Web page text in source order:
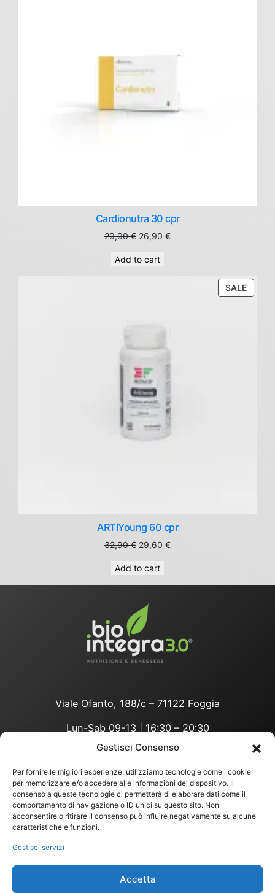
Gestisci Consenso
Per fornire le migliori esperienze, utilizziamo tecnologie come i cookie
per memorizzare e/o accedere alle informazioni del dispositivo. Il
consenso a queste tecnologie ci permetterà di elaborare dati come il
comportamento di navigazione o ID unici su questo sito. Non
acconsentire o ritirare il consenso può influire negativamente su alcune
caratteristiche e funzioni.
Gestisci servizi
Accetta
Cardionutra 30 cpr
29,90€ Original
was:
26,90 €Current
Add to cart
SALE
ON
ARTIYoung 60 cpr
32,90€ Original
was:
32,90 €.
29,60 €Current
29,60 €.
Add to cart
Viale Ofanto, 188/c – 71122 Foggia
Lun-Sab 09-13 | 16:30 – 20:30
privacy policy
COOKIES POLICY
COND. VENDITA
©2026
Bio Integra 3.0 Srl
https://
https://
TikTok
X WhatsApp